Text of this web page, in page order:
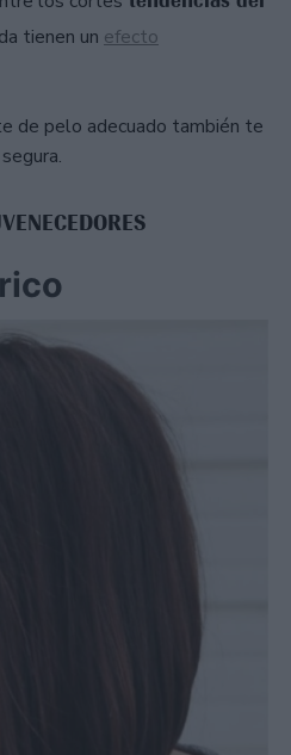
tienen un efecto
de pelo adecuado también te